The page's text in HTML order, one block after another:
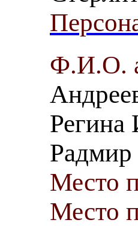
Ф.И.О.
Регина
Место
Место